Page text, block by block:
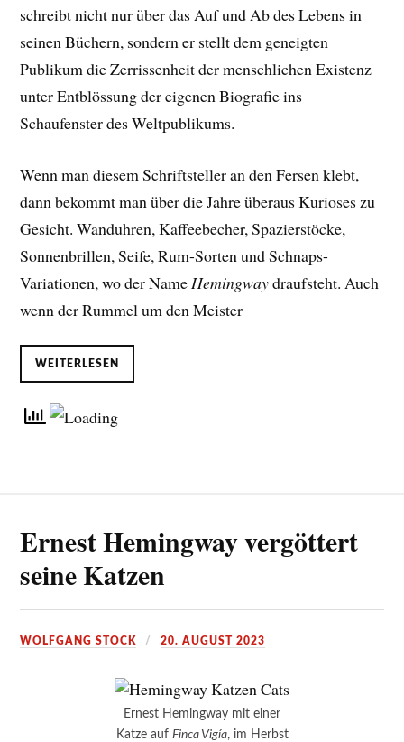
schreibt nicht nur über das Auf und Ab des Lebens in
seinen Büchern, sondern er stellt dem geneigten
Publikum die Zerrissenheit der menschlichen Existenz
unter Entblössung der eigenen Biografie ins
Schaufenster des Weltpublikums.
Wenn man diesem Schriftsteller an den Fersen klebt,
dann bekommt man über die Jahre überaus Kurioses zu
Gesicht. Wanduhren, Kaffeebecher, Spazierstöcke,
Sonnenbrillen, Seife, Rum-Sorten und Schnaps-
Variationen, wo der NameHemingwaydraufsteht. Auch
wenn der Rummel um den Meister
WEITERLESEN
Ernest Hemingway vergöttert
seine Katzen
WOLFGANG STOCK 20. AUGUST 2023
Ernest Hemingway mit einer
Katze auf Finca Vigía, im Herbst